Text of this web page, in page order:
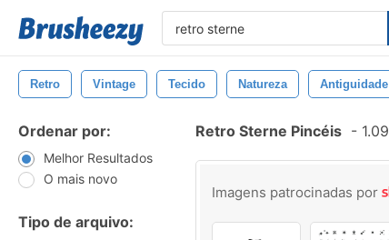
Retro Vintage Tecido Natureza Antiguidade
Ordenar por:
Melhor Resultados
O mais novo
Tipo de arquivo:
Retro Sterne Pincéis -
Imagens patrocinadas por